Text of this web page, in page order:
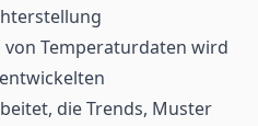
Temperaturdaten wird
die Trends, Muster